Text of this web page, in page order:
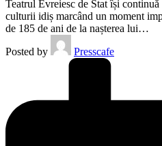
Teatrul Evreiesc de Stat își
culturii idiș marcând un moment
de 185 de ani de la nașterea lui…
Posted by
Presscafe